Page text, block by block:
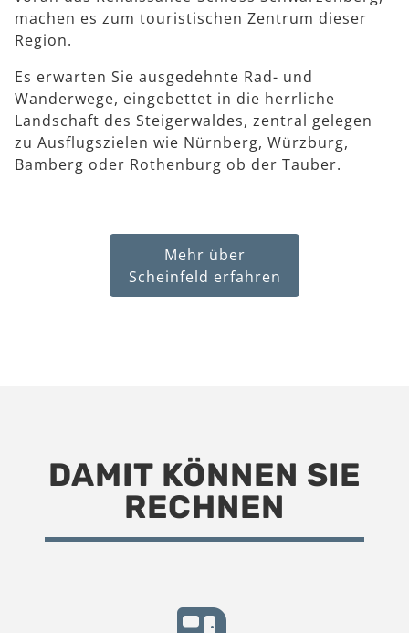
machen es zum touristischen Zentrum dieser
Region.
Es erwarten Sie ausgedehnte Rad- und
Wanderwege, eingebettet in die herrliche
Landschaft des Steigerwaldes, zentral gelegen
zu Ausflugszielen wie Nürnberg, Würzburg,
Bamberg oder Rothenburg ob der Tauber.
Mehr über
Scheinfeld erfahren
DAMIT KÖNNEN SIE
RECHNEN